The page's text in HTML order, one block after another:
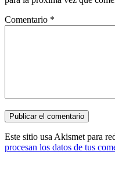
Comentario *
Este sitio usa Akismet para
procesan los datos de tus